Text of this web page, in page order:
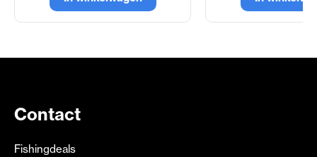
Contact
Fishingdeals